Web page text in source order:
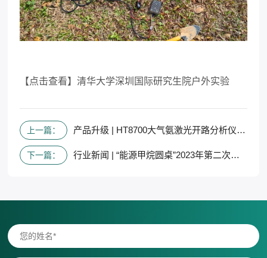
【点击查看】清华大学深圳国际研究生院户外实验
上一篇： 产品升级 | HT8700大气氨激光开路分析仪降雨传感&镜片加热功能
下一篇： 行业新闻 | “能源甲烷圆桌”2023年第二次会议在京召开